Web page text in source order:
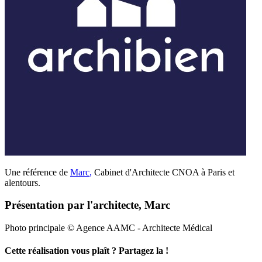
Une référence de Marc, Cabinet d'Architecte CNOA à Paris et
alentours.
Présentation par l'architecte, Marc
Photo principale © Agence AAMC - Architecte Médical
Cette réalisation vous plaît ? Partagez la !